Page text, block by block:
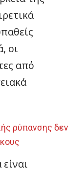
οι
από
ρύπανσης δεν